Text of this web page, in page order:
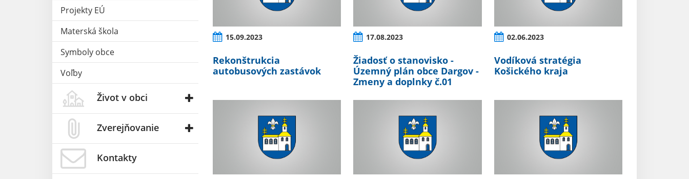
Projekty EÚ
Materská škola
Symboly obce
Voľby
Život v obci
Zverejňovanie
Kontakty
15.09.2023
Rekonštrukcia
autobusových zastávok
17.08.2023
Žiadosť o stanovisko -
Územný plán obce Dargov -
Zmeny a doplnky č.01
02.06.2023
Vodíková stratégia
Košického kraja